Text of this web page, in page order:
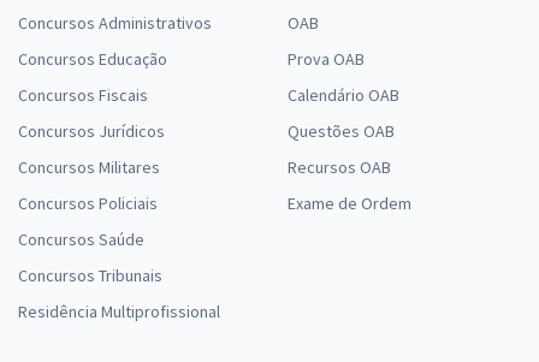
Concursos Administrativos
Concursos Educação
Concursos Fiscais
Concursos Jurídicos
Concursos Militares
Concursos Policiais
Concursos Saúde
Concursos Tribunais
Residência Multiprofissional
OAB
Prova OAB
Calendário OAB
Questões OAB
Recursos OAB
Exame de Ordem